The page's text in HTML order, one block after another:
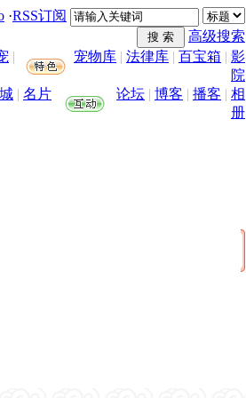
·RSS订阅
高级搜索
| 宠物库 | 法律库 | 百宝箱 | 影
院
| 名片 论坛 | 博客 | 播客 | 相
册